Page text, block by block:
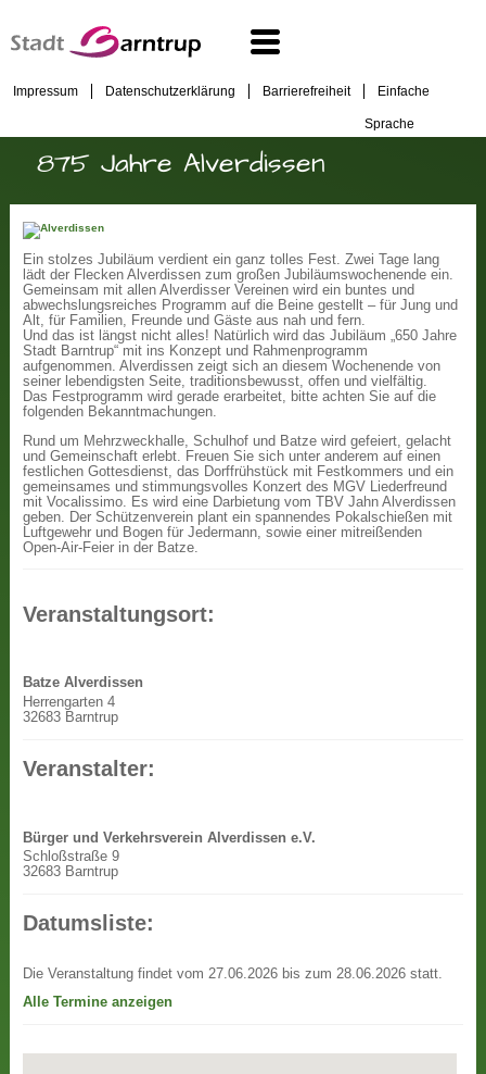
Impressum Datenschutzerklärung Barrierefreiheit Einfache
Sprache
875 Jahre Alverdissen
Ein stolzes Jubiläum verdient ein ganz tolles Fest. Zwei Tage lang
lädt der Flecken Alverdissen zum großen Jubiläumswochenende ein.
Gemeinsam mit allen Alverdisser Vereinen wird ein buntes und
abwechslungsreiches Programm auf die Beine gestellt – für Jung und
Alt, für Familien, Freunde und Gäste aus nah und fern.
Und das ist längst nicht alles! Natürlich wird das Jubiläum „650 Jahre
Stadt Barntrup“ mit ins Konzept und Rahmenprogramm
aufgenommen. Alverdissen zeigt sich an diesem Wochenende von
seiner lebendigsten Seite, traditionsbewusst, offen und vielfältig.
Das Festprogramm wird gerade erarbeitet, bitte achten Sie auf die
folgenden Bekanntmachungen.
Rund um Mehrzweckhalle, Schulhof und Batze wird gefeiert, gelacht
und Gemeinschaft erlebt. Freuen Sie sich unter anderem auf einen
festlichen Gottesdienst, das Dorffrühstück mit Festkommers und ein
gemeinsames und stimmungsvolles Konzert des MGV Liederfreund
mit Vocalissimo. Es wird eine Darbietung vom TBV Jahn Alverdissen
geben. Der Schützenverein plant ein spannendes Pokalschießen mit
Luftgewehr und Bogen für Jedermann, sowie einer mitreißenden
Open-Air-Feier in der Batze.
Veranstaltungsort:
Batze Alverdissen
Herrengarten 4
32683 Barntrup
Veranstalter:
Bürger und Verkehrsverein Alverdissen e.V.
Schloßstraße 9
32683 Barntrup
Datumsliste:
Die Veranstaltung findet vom 27.06.2026 bis zum 28.06.2026 statt.
Alle Termine anzeigen